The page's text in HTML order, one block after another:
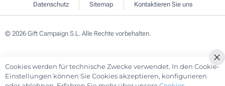
Datenschutz
Sitemap Kontaktieren Sie uns
© 2026 Gift Campaign S.L. Alle Rechte vorbehalten.
Cookies werden für technische Zwecke verwendet. In den Cookie-
Einstellungen können Sie Cookies akzeptieren, konfigurieren